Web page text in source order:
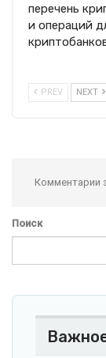
перечень
и операций
PREV NEXT
Комментарии
Поиск